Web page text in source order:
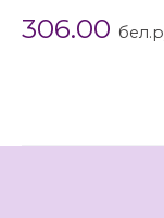
306.00